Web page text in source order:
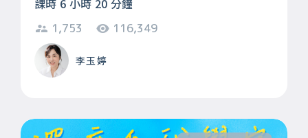
1,753 116,349
李玉婷